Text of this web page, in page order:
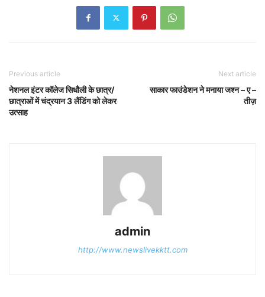
Previous article
नेशनल इंटर कॉलेज सिधौली के छात्र/
छात्राओं में चंद्रयान 3 लैंडिंग को लेकर
उत्साह
Next article
साकार फाउंडेशन ने मनाया जश्न – ए –
तीज़
admin
http://www.newslivekktt.com